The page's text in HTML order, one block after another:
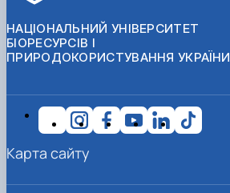
НАЦІОНАЛЬНИЙ УНІВЕРСИТЕТ
БІОРЕСУРСІВ І
ПРИРОДОКОРИСТУВАННЯ УКРАЇНИ
Карта сайту